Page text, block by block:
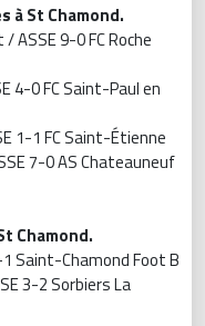
à St Chamond.
ASSE 9-0 FC Roche
4-0 FC Saint-Paul en
1-1 FC Saint-Étienne
7-0 AS Chateauneuf
Chamond.
Saint-Chamond Foot B
3-2 Sorbiers La